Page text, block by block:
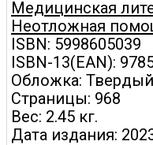
Медицинская
Неотложная
ISBN: 5998605039
ISBN-13(EAN):
Обложка:
Страницы: 968
Вес: 2.45 кг.
Дата издания: